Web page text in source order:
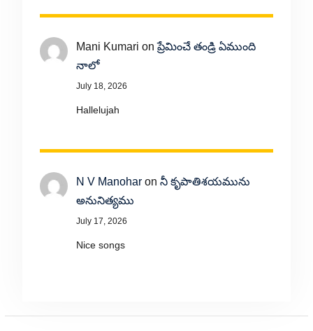
Mani Kumari onప్రేమించే తండ్రి ఏముంది
నాలో
July 18, 2026
Hallelujah
N V Manoharon నీ కృపాతిశయమును
అనునిత్యము
July 17, 2026
Nice songs